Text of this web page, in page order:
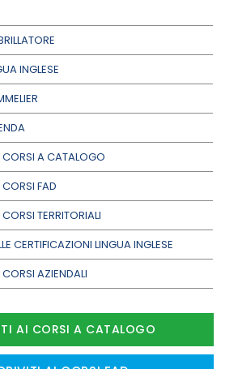
INGLESE
A CATALOGO
FAD
TERRITORIALI
CERTIFICAZIONI LINGUA INGLESE
AZIENDALI
AI CORSI A CATALOGO